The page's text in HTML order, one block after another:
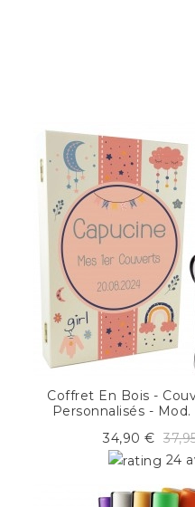
Coffret En Bois -
Personnalisés -
34,90 €
24